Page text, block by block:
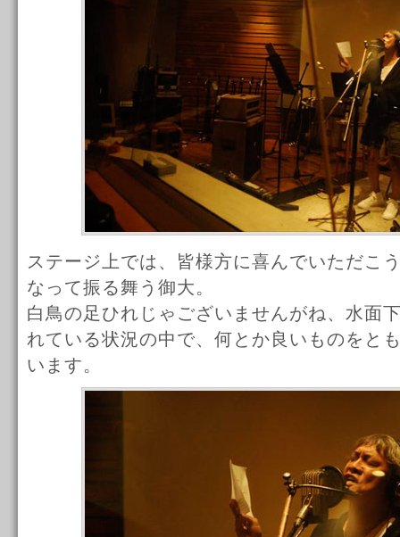
ステージ上では、皆様方に喜んでいただこ
なって振る舞う御大。
白鳥の足ひれじゃございませんがね、水面
れている状況の中で、何とか良いものをと
います。